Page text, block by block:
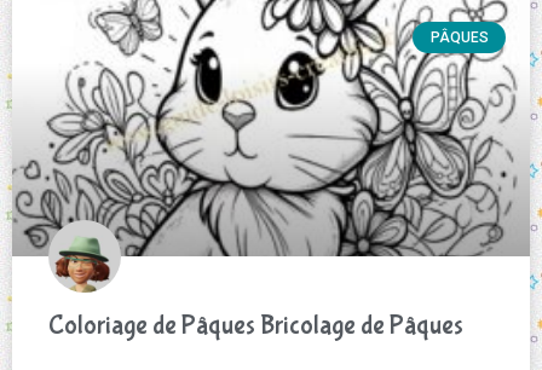
PÂQUES
Coloriage de Pâques Bricolage de Pâques